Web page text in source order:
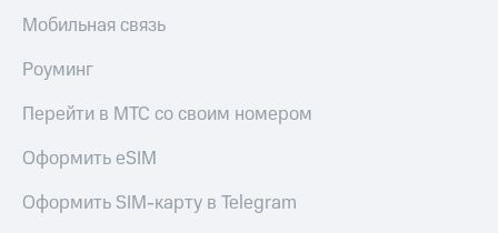
Мобильная связь
Роуминг
Перейти в МТС со своим номером
Оформить eSIM
Оформить SIM-карту в Telegram